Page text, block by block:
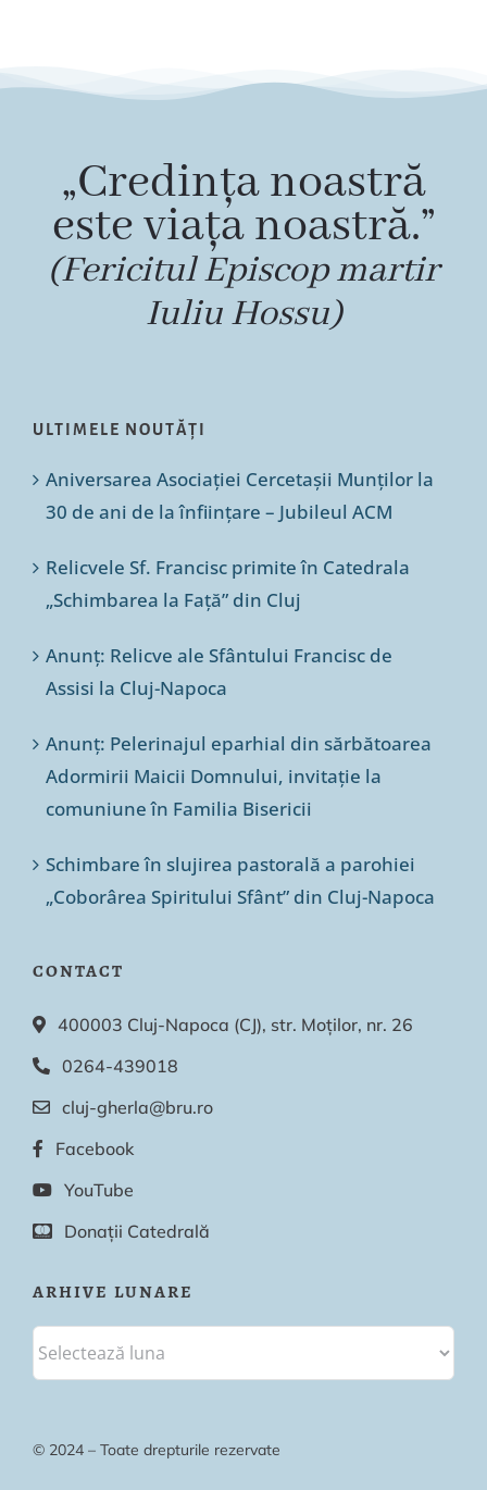
„Credința noastră
este viața noastră.”
(Fericitul Episcop martir
Iuliu Hossu)
ULTIMELE NOUTĂȚI
Aniversarea Asociației Cercetașii Munților la
30 de ani de la înființare – Jubileul ACM
Relicvele Sf. Francisc primite în Catedrala
„Schimbarea la Față” din Cluj
Anunț: Relicve ale Sfântului Francisc de
Assisi la Cluj-Napoca
Anunț: Pelerinajul eparhial din sărbătoarea
Adormirii Maicii Domnului, invitație la
comuniune în Familia Bisericii
Schimbare în slujirea pastorală a parohiei
„Coborârea Spiritului Sfânt” din Cluj-Napoca
CONTACT
400003 Cluj-Napoca (CJ), str. Moților, nr. 26
0264-439018
cluj-gherla@bru.ro
Facebook
YouTube
Donații Catedrală
ARHIVE LUNARE
© 2024 – Toate drepturile rezervate